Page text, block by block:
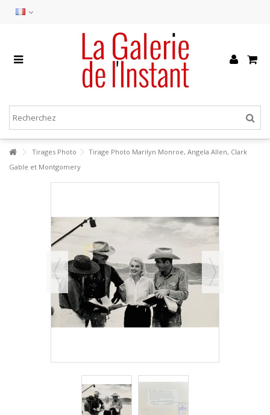
Tirages Photo
Tirage Photo Marilyn Monroe, Angela Allen, Clark
Gable et Montgomery